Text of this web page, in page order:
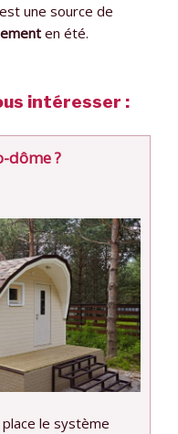
une source de
en été.
intéresser :
dôme ?
le système